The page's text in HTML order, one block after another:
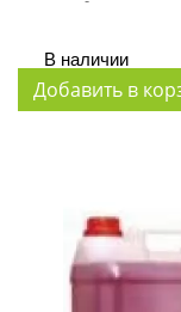
В наличии